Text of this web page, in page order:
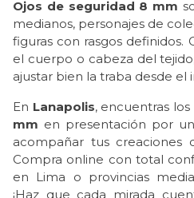
Ojos de seguridad 8 mm
medianos, personajes de
figuras con rasgos definidos.
el cuerpo o cabeza del
ajustar bien la traba desde el
En Lanapolis, encuentras los
mm en presentación por
acompañar tus creaciones
Compra online con total
en Lima o provincias
¡Haz que cada mirada